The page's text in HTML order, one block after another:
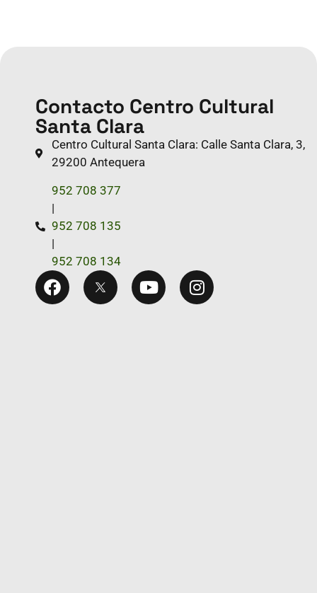
Contacto Centro Cultural
Santa Clara
Centro Cultural Santa Clara: Calle Santa Clara, 3,
29200 Antequera
952 708 377
|
952 708 135
|
952 708 134